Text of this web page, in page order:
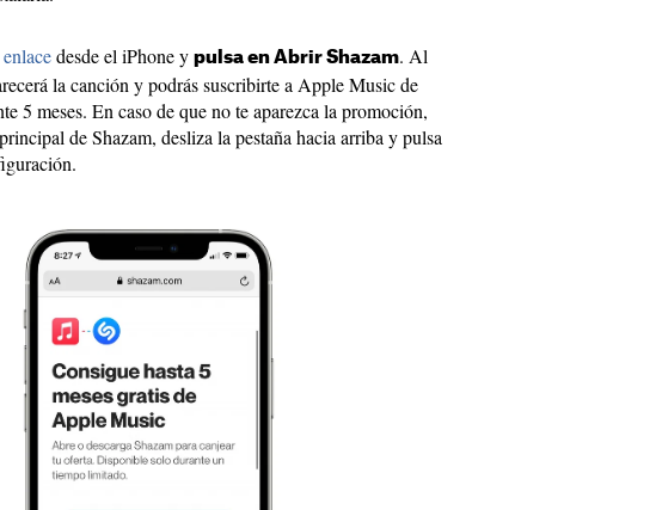
desde el iPhone y pulsa en Abrir Shazam. Al
la canción y podrás suscribirte a Apple Music de
5 meses. En caso de que no te aparezca la promoción,
de Shazam, desliza la pestaña hacia arriba y pulsa